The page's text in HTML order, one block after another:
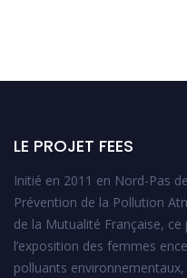
LE PROJET FEES
Initié en 2011 en Nord-Pas
Prévention de la Pollution
de la Mutualité Française,
l’exposition des femmes
polluants